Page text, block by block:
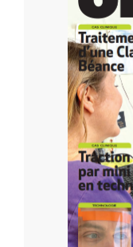
agrandie